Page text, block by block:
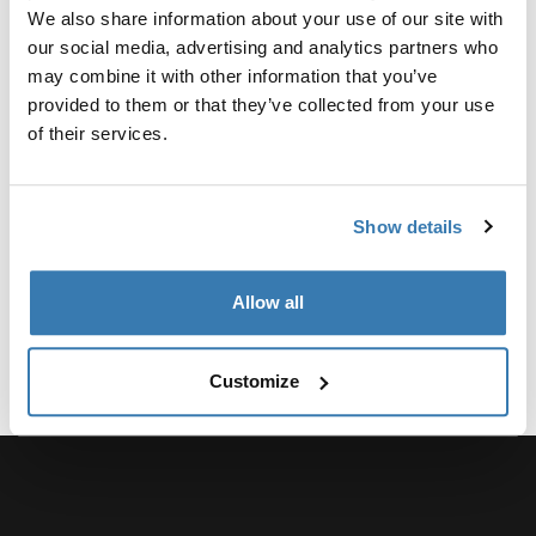
We also share information about your use of our site with
our social media, advertising and analytics partners who
may combine it with other information that you’ve
provided to them or that they’ve collected from your use
of their services.
Show details
Allow all
Customize
детское велосипедное
сиденье, установленное
спереди?
для родителей, так и для детей. Размещение
ваш ребенок находится прямо в поле зрения, вы
можете постоянно присматривать за ним,
обеспечивая его безопасность и комфорт.
Показать еще